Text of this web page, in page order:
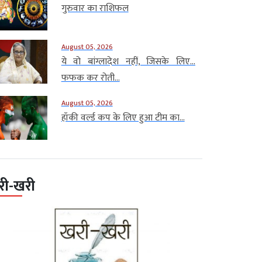
गुरुवार का राशिफल
August 05, 2026
ये वो बांग्लादेश नहीं, जिसके लिए…
फफक कर रोती...
August 05, 2026
हॉकी वर्ल्ड कप के लिए हुआ टीम का...
खरी